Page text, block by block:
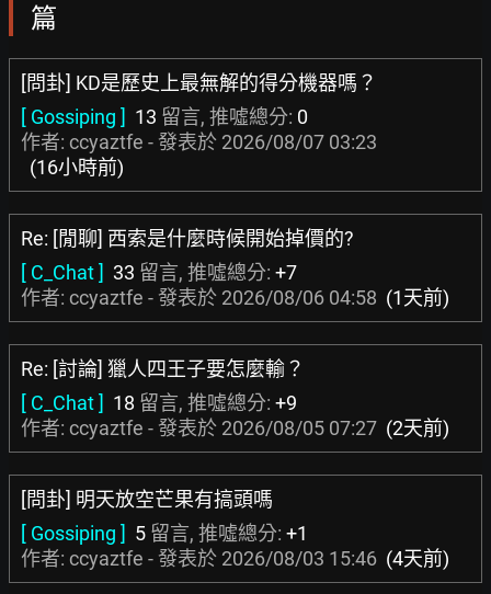
篇
[問卦] KD是歷史上最無解的得分機器嗎？
[ Gossiping ] 13 留言, 推噓總分: 0
作者: ccyaztfe - 發表於 2026/08/07 03:23
(16小時前)
Re: [閒聊] 西索是什麼時候開始掉價的?
[ C_Chat ] 33 留言, 推噓總分: +7
作者: ccyaztfe - 發表於 2026/08/06 04:58 (1天前)
Re: [討論] 獵人四王子要怎麼輸？
[ C_Chat ] 18 留言, 推噓總分: +9
作者: ccyaztfe - 發表於 2026/08/05 07:27 (2天前)
[問卦] 明天放空芒果有搞頭嗎
[ Gossiping ] 5 留言, 推噓總分: +1
作者: ccyaztfe - 發表於 2026/08/03 15:46 (4天前)